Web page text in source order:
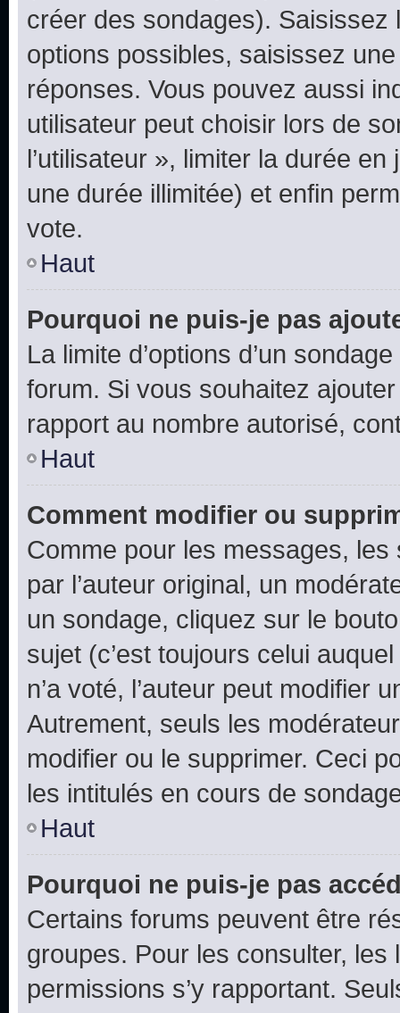
créer des sondages).
options possibles, saisissez
réponses. Vous pouvez aussi
utilisateur peut choisir lors de
l’utilisateur », limiter la durée
une durée illimitée) et enfin
vote.
Haut
Pourquoi ne puis-je pas
La limite d’options d’un
forum. Si vous souhaitez
rapport au nombre autorisé,
Haut
Comment modifier ou
Comme pour les messages,
par l’auteur original, un
un sondage, cliquez sur le
sujet (c’est toujours celui
n’a voté, l’auteur peut modifier
Autrement, seuls les
modifier ou le supprimer. Ceci
les intitulés en cours de
Haut
Pourquoi ne puis-je pas
Certains forums peuvent être
groupes. Pour les consulter,
permissions s’y rapportant.